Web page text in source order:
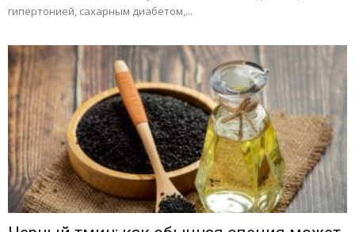
гипертонией, сахарным диабетом,...